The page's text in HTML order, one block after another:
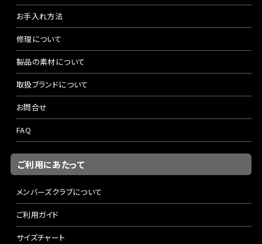
お手入れ方法
修理について
製品の素材について
取扱ブランドについて
お問合せ
FAQ
ご利用にあたって
メンバーズクラブについて
ご利用ガイド
サイズチャート